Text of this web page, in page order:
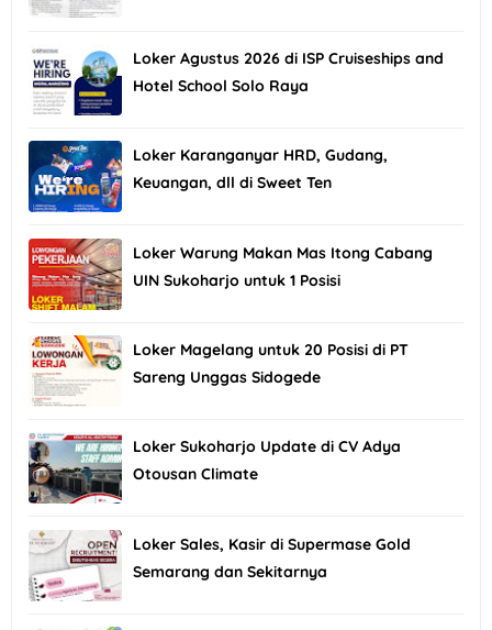
Loker Agustus 2026 di ISP Cruiseships and
Hotel School Solo Raya
Loker Karanganyar HRD, Gudang,
Keuangan, dll di Sweet Ten
Loker Warung Makan Mas Itong Cabang
UIN Sukoharjo untuk 1 Posisi
Loker Magelang untuk 20 Posisi di PT
Sareng Unggas Sidogede
Loker Sukoharjo Update di CV Adya
Otousan Climate
Loker Sales, Kasir di Supermase Gold
Semarang dan Sekitarnya